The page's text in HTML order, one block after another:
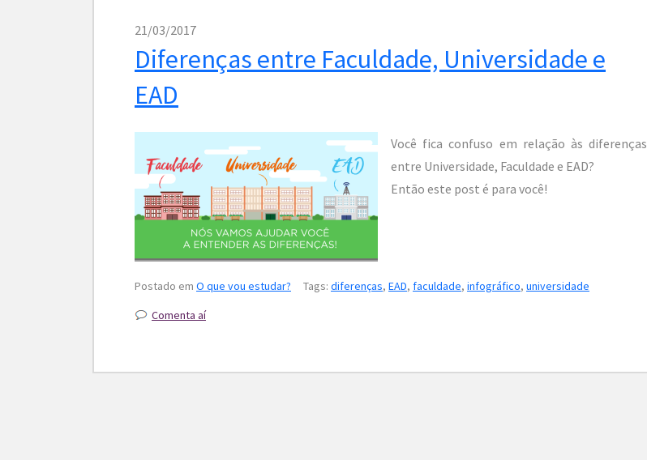
21/03/2017
Diferenças entre Faculdade, Universidade e
EAD
Você fica confuso em relação às diferenças
entre Universidade, Faculdade e EAD?
Então este post é para você!
Postado em O que vou estudar? Tags: diferenças, EAD, faculdade, infográfico, universidade
Comenta aí